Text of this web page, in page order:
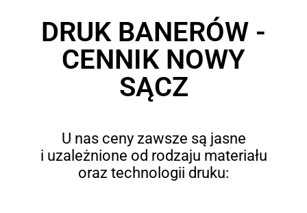
DRUK BANERÓW -
CENNIK NOWY
SĄCZ
U nas ceny zawsze są jasne
i uzależnione od rodzaju materiału
oraz technologii druku: